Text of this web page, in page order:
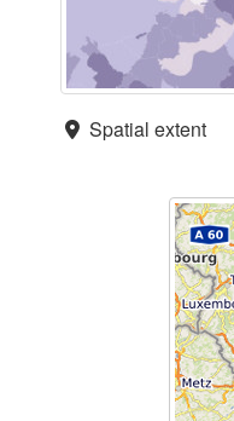
Spatial extent